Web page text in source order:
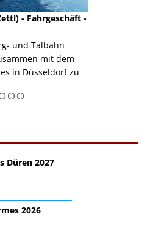
- Fahrgeschäft -
und Talbahn
mit dem
in Düsseldorf zu
Düren 2027
2026